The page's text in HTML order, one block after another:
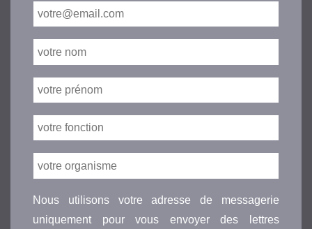
Nous utilisons votre adresse de messagerie
uniquement pour vous envoyer des lettres